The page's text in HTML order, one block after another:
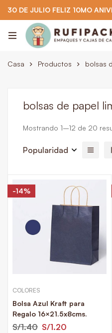
30 DE JULIO FELIZ 10MO
922 295 403
Casa Productos bolsas
bolsas de papel
Mostrando 1–12 de 20
Popularidad
-14%
COLORES
Bolsa Azul Kraft para
Regalo 16×21.5x8cms.
S/1.40 S/1.20